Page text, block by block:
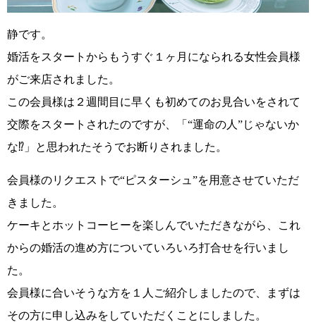
静です。
婚活をスタートからもうすぐ１ヶ月になられる女性会員様
がご来店されました。
この会員様は２週間目に早くも初めてのお見合いをされて
交際をスタートされたのですが、
「“運命の人”じゃないか
な⁉」
と思われたそうでお断りされました。
会員様のリクエストで“ピスターシュ”を用意させていただ
きました。
ケーキとホットコーヒーを楽しんでいただきながら、これ
からの婚活の進め方についていろいろ打合せを行いまし
た。
会員様に合いそうな方を１人ご紹介しましたので、まずは
その方に申し込みをしていただくことにしました。